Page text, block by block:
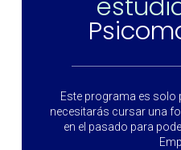
Este programa es solo
necesitarás cursar una
en el pasado para